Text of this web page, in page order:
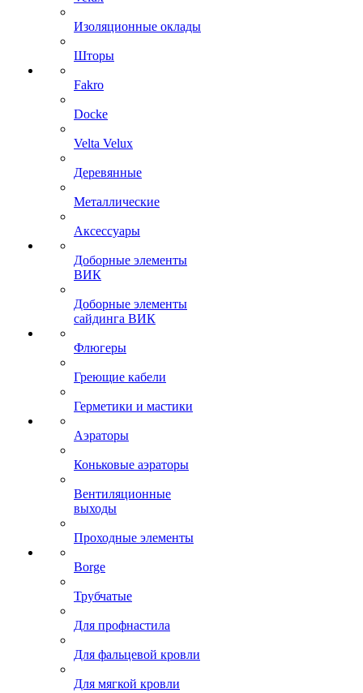
Изоляционные оклады
Шторы
Fakro
Docke
Velta Velux
Деревянные
Металлические
Аксессуары
Доборные элементы
ВИК
Доборные элементы
сайдинга ВИК
Флюгеры
Греющие кабели
Герметики и мастики
Аэраторы
Коньковые аэраторы
Вентиляционные
выходы
Проходные элементы
Borge
Трубчатые
Для профнастила
Для фальцевой кровли
Для мягкой кровли